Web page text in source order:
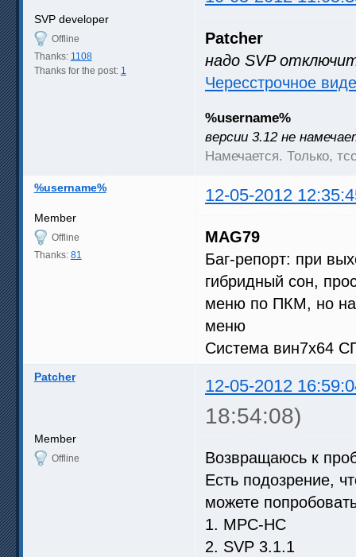
SVP developer
Offline
Thanks: 1108
Thanks for the post: 1
Patcher
надо SVP
Чересстрочное
%username%
версии 3.12 не
Намечается. Только,
%username% 12-05-2012
Member
Offline
Thanks: 81
MAG79
Баг-репорт: при
гибридный сон,
меню по ПКМ, но на
меню
Система вин7х64
Patcher 12-05-2012
18:54:08)
Member
Offline
Возвращаюсь к
Есть подозрение,
можете
1. MPC-HC
2. SVP 3.1.1